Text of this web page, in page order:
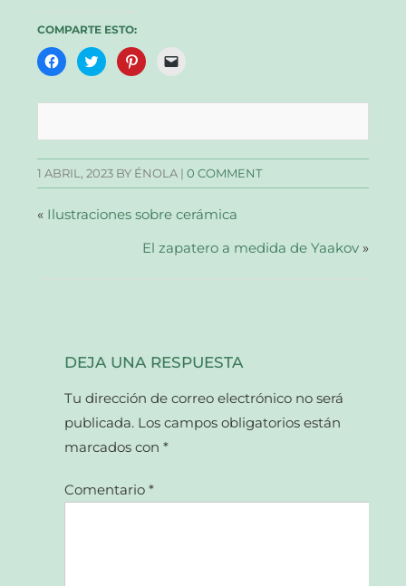
COMPARTE ESTO:
Haz
clic
en
abre
una
ventana
nueva)
Haz
clic
en
abre
una
ventana
nueva)
Haz
clic
en
abre
una
ventana
nueva)
Haz
clic
un
correo
a
un
amigo
abre
en
ventana
1 ABRIL, 2023 BY ÉNOLA |0 COMMENT
« Ilustraciones sobre cerámica
El zapatero a medida de Yaakov»
DEJA UNA RESPUESTA
Tu dirección de correo electrónico no será
publicada. Los campos obligatorios están
marcados con*
Comentario*